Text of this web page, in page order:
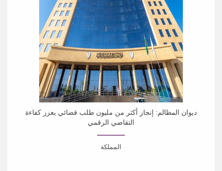
ديوان المظالم: إنجاز أكثر من مليون طلب قضائي يعزز كفاءة
التقاضي الرقمي
المملكة